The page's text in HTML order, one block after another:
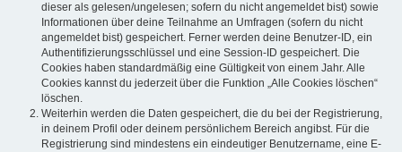
dieser als gelesen/ungelesen; sofern du nicht angemeldet bist) sowie
Informationen über deine Teilnahme an Umfragen (sofern du nicht
angemeldet bist) gespeichert. Ferner werden deine Benutzer-ID, ein
Authentifizierungsschlüssel und eine Session-ID gespeichert. Die
Cookies haben standardmäßig eine Gültigkeit von einem Jahr. Alle
Cookies kannst du jederzeit über die Funktion „Alle Cookies löschen“
löschen.
Weiterhin werden die Daten gespeichert, die du bei der Registrierung,
in deinem Profil oder deinem persönlichem Bereich angibst. Für die
Registrierung sind mindestens ein eindeutiger Benutzername, eine E-